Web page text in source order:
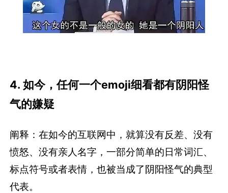
4. 如今，任何一个emoji细看都有阴阳怪
气的嫌疑
阐释：在如今的互联网中，就算没有反差、没有
愤怒、没有亲人名字，一部分简单的日常词汇、
标点符号或者表情，也被当成了阴阳怪气的典型
代表。